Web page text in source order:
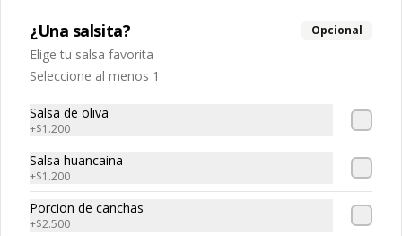
$35.000
Bandeja de ceviche de
pescado
Bandeja familiar de ceviche de
pescado. Para 4 a 5 personas.
$51.000
¿Una salsita? Opcional
Elige tu salsa favorita
Seleccione al menos 1
Salsa de oliva
+$1.200
Salsa huancaina
+$1.200
Porcion de canchas
+$2.500